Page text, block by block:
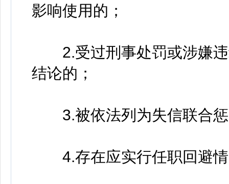
影响使用的；
2.受过刑事处罚或涉嫌违
结论的；
3.被依法列为失信联合惩
4.存在应实行任职回避情